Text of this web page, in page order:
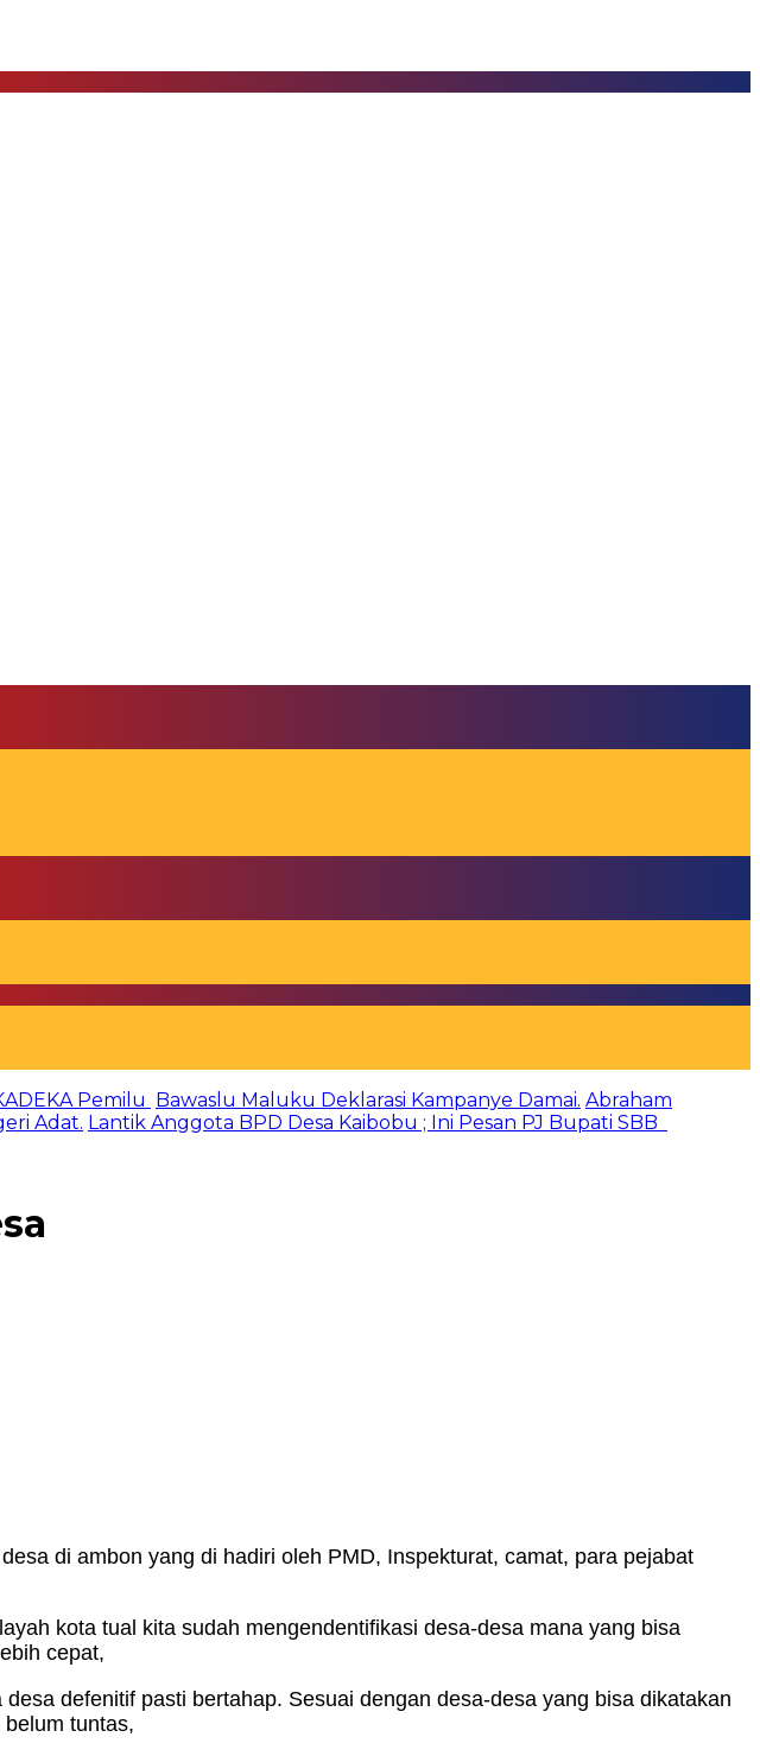
Pemilu Bawaslu Maluku Deklarasi Kampanye Damai. Abraham
Adat. Lantik Anggota BPD Desa Kaibobu ; Ini Pesan PJ Bupati SBB
di ambon yang di hadiri oleh PMD, Inspekturat, camat, para pejabat
kota tual kita sudah mengendentifikasi desa-desa mana yang bisa
cepat,
defenitif pasti bertahap. Sesuai dengan desa-desa yang bisa dikatakan
tuntas,